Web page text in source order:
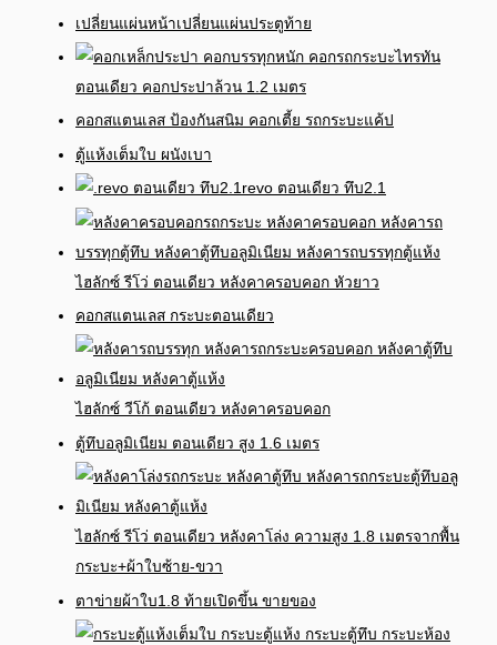
เปลี่ยนแผ่นหน้าเปลี่ยนแผ่นประตูท้าย
ไทรทัน
ตอนเดียว คอกประปาล้วน 1.2 เมตร
คอกสแตนเลส ป้องกันสนิม คอกเตี้ย รถกระบะแค้ป
ตู้แห้งเต็มใบ ผนังเบา
revo ตอนเดียว ทึบ2.1
ไฮลักซ์ รีโว่ ตอนเดียว หลังคาครอบคอก หัวยาว
คอกสแตนเลส กระบะตอนเดียว
ไฮลักซ์ วีโก้ ตอนเดียว หลังคาครอบคอก
ตู้ทึบอลูมิเนียม ตอนเดียว สูง 1.6 เมตร
ไฮลักซ์ รีโว่ ตอนเดียว หลังคาโล่ง ความสูง 1.8 เมตรจากพื้น
กระบะ+ผ้าใบซ้าย-ขวา
ตาข่ายผ้าใบ1.8 ท้ายเปิดขึ้น ขายของ